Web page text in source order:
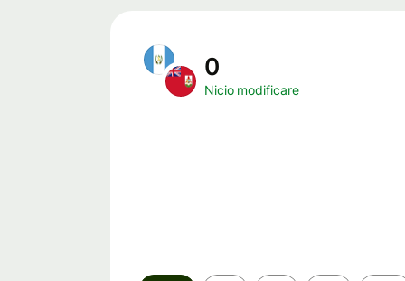
0
Nicio modificare